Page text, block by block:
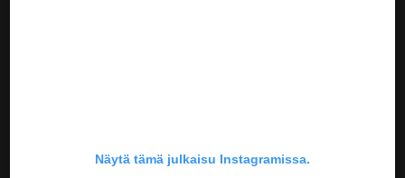
Näytä tämä julkaisu Instagramissa.